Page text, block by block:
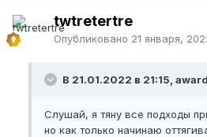
twtretertre
Опубликовано 21 января,
В 21.01.2022 в 21:15,
Слушай, я тяну все подходы
но как только начинаю